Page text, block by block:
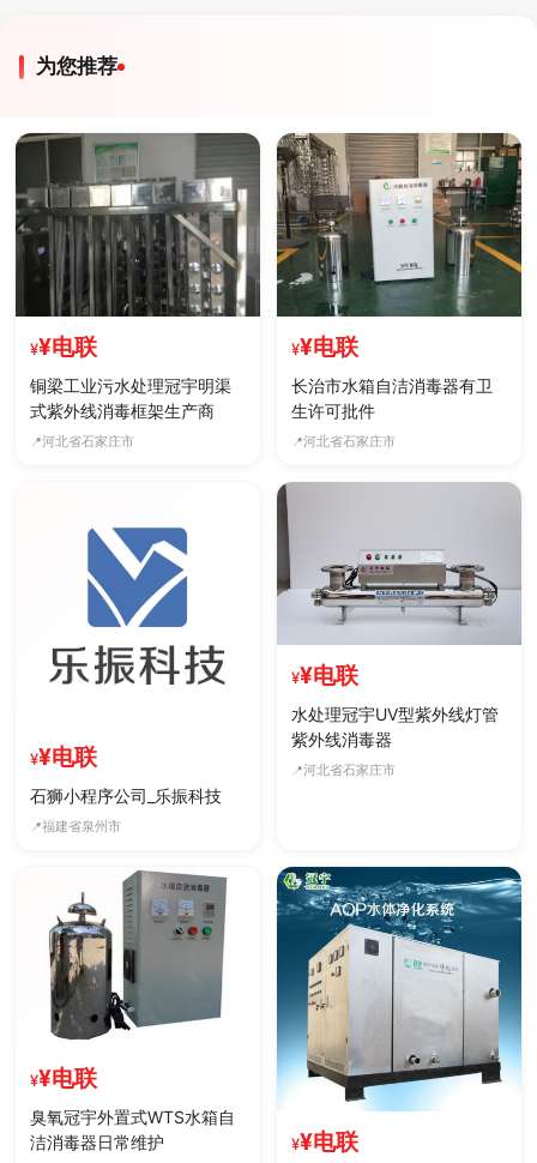
为您推荐
¥电联
铜梁工业污水处理冠宇明渠
式紫外线消毒框架生产商
河北省石家庄市
¥电联
长治市水箱自洁消毒器有卫
生许可批件
河北省石家庄市
¥电联
石狮小程序公司_乐振科技
福建省泉州市
¥电联
水处理冠宇UV型紫外线灯管
紫外线消毒器
河北省石家庄市
¥电联
臭氧冠宇外置式WTS水箱自
洁消毒器日常维护
¥电联